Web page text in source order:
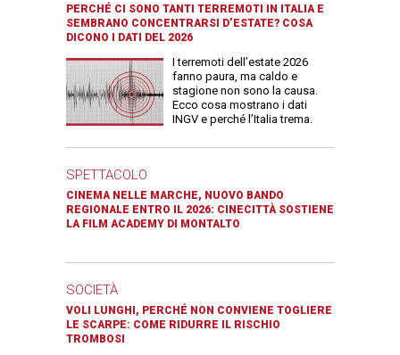
PERCHÉ CI SONO TANTI TERREMOTI IN ITALIA E
SEMBRANO CONCENTRARSI D’ESTATE? COSA
DICONO I DATI DEL 2026
I terremoti dell’estate 2026
fanno paura, ma caldo e
stagione non sono la causa.
Ecco cosa mostrano i dati
INGV e perché l’Italia trema.
SPETTACOLO
CINEMA NELLE MARCHE, NUOVO BANDO
REGIONALE ENTRO IL 2026: CINECITTÀ SOSTIENE
LA FILM ACADEMY DI MONTALTO
SOCIETÀ
VOLI LUNGHI, PERCHÉ NON CONVIENE TOGLIERE
LE SCARPE: COME RIDURRE IL RISCHIO
TROMBOSI